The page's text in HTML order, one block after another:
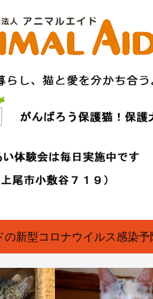
の新型コロナウイルス感染予